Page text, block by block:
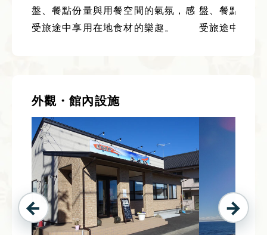
盤、餐點份量與用餐空間的氣氛，感
受旅途中享用在地食材的樂趣。
盤、餐點份量
受旅途中享用
外觀・館內設施